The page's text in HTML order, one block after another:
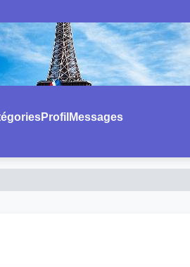
Profil Messages